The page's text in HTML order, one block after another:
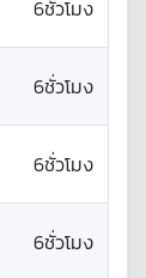
6ชั่วโมง
6ชั่วโมง
6ชั่วโมง
6ชั่วโมง